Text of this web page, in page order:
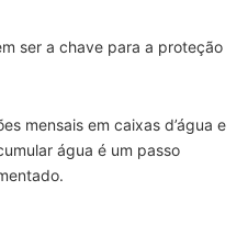
ser a chave para a proteção
mensais em caixas d’água e
água é um passo